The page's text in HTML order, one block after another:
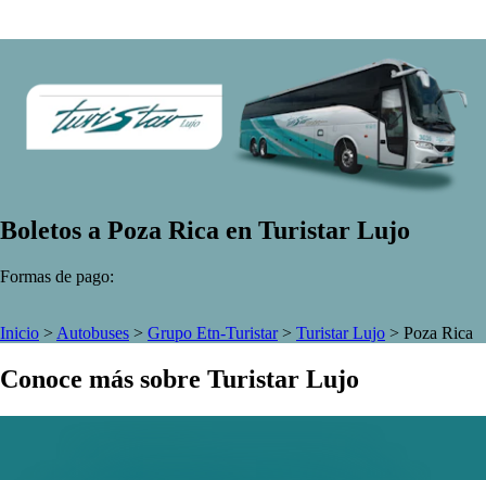
Boletos a Poza Rica en Turistar Lujo
Formas de pago:
Inicio > Autobuses > Grupo Etn-Turistar> Turistar Lujo > Poza Rica
Conoce más sobre Turistar Lujo